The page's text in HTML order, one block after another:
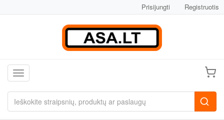
Prisijungti Registruotis
Toggle navigation